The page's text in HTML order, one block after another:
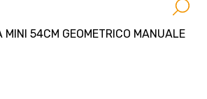
MINI 54CM GEOMETRICO MANUALE